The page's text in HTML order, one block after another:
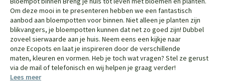
Om deze mooi in te presenteren hebben we een fantastisch
aanbod aan bloempotten voor binnen. Niet alleen je planten zijn
blikvangers, je bloempotten kunnen dat net zo goed zijn! Dubbel
zoveel sierwaarde aan je huis. Neem eens een kijkje naar
onze Ecopots en laat je inspireren door de verschillende
maten, kleuren en vormen. Heb je toch wat vragen? Stel ze gerust
via de mail of telefonisch en wij helpen je graag verder!
Lees meer